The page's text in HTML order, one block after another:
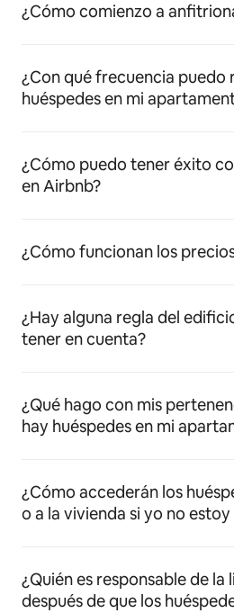
¿Cómo comienzo a
¿Con qué frecuencia puedo
huéspedes en mi
¿Cómo puedo tener éxito
en Airbnb?
¿Cómo funcionan los
¿Hay alguna regla del
tener en cuenta?
¿Qué hago con mis
hay huéspedes en mi
¿Cómo accederán los
o a la vivienda si yo no estoy
¿Quién es responsable de la
después de que los